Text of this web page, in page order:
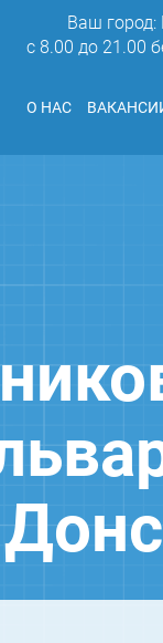
Ваш город:
c 8.00 до 21.00
О НАС